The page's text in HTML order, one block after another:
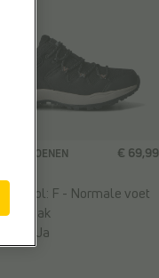
€ 69,99
zool: F - Normale voet
Icepeak
Ja